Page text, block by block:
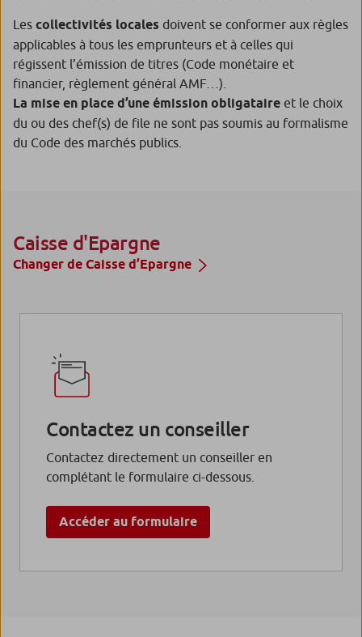
Les collectivités locales doivent se conformer aux règles
applicables à tous les emprunteurs et à celles qui
régissent l’émission de titres (Code monétaire et
financier, règlement général AMF…).
La mise en place d’une émission obligataire et le choix
du ou des chef(s) de file ne sont pas soumis au formalisme
du Code des marchés publics.
Caisse d'Epargne
Changer de Caisse d’Epargne
Contactez un conseiller
Contactez directement un conseiller en
complétant le formulaire ci-dessous.
Accéder au formulaire